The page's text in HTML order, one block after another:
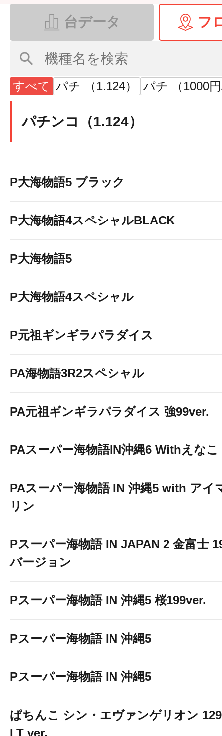
台データ フ
すべて パチ （1.124） パチ （1000
パチンコ（1.124）
P大海物語5 ブラック
P大海物語4スペシャルBLACK
P大海物語5
P大海物語4スペシャル
P元祖ギンギラパラダイス
PA海物語3R2スペシャル
PA元祖ギンギラパラダイス 強99ver.
PAスーパー海物語IN沖縄6 Withえなこ
PAスーパー海物語 IN 沖縄5 with アイ
リン
Pスーパー海物語 IN JAPAN 2 金富士
バージョン
Pスーパー海物語 IN 沖縄5 桜199ver.
Pスーパー海物語 IN 沖縄5
Pスーパー海物語 IN 沖縄5
ぱちんこ シン・エヴァンゲリオン 129
LT ver.